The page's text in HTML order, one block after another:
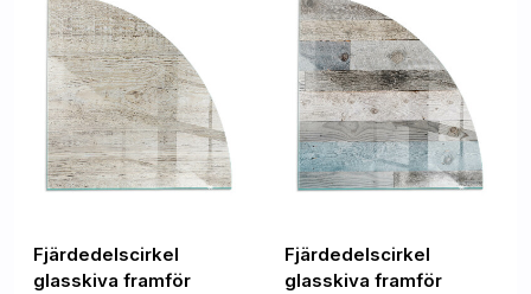
Fjärdedelscirkel
glasskiva framför
Fjärdedelscirkel
glasskiva framför